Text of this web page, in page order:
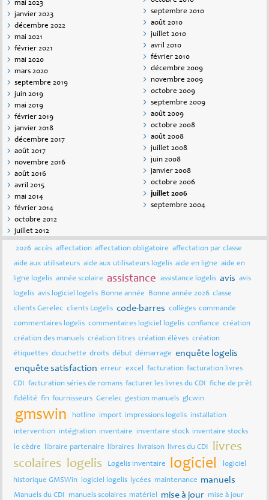
mai 2023
janvier 2023
décembre 2022
mai 2021
février 2021
mai 2020
mars 2020
septembre 2019
juin 2019
mai 2019
février 2019
janvier 2018
décembre 2017
août 2017
novembre 2016
août 2016
avril 2015
mai 2014
février 2014
octobre 2012
juillet 2012
septembre 2010
août 2010
juillet 2010
avril 2010
février 2010
décembre 2009
novembre 2009
octobre 2009
septembre 2009
août 2009
octobre 2008
août 2008
juillet 2008
juin 2008
janvier 2008
octobre 2006
juillet 2006
septembre 2004
2026 accès affectation affectation obligatoire affectation par classe
aide aux utilisateurs aide aux utilisateurs logelis aide en ligne aide en
ligne logelis année scolaire assistance assistance logelis avis avis
logelis avis logiciel logelis Bonne année Bonne année 2026 classe
clients Gerelec clients Logelis code-barres collèges commande
commentaires logelis commentaires logiciel logelis confiance création
création des manuels création titres création élèves création
étiquettes douchette droits début démarrage enquête logelis
enquête satisfaction erreur excel facturation facturation livres
CDI facturation séries de romans facturer les livres du CDI fiche de prêt
fidélité fin fournisseurs Gerelec gestion manuels glcwin
gmswin hotline import impressions logelis installation
intervention intégration inventaire inventaire stock inventaire stocks
le cèdre libraire partenaire libraires livraison livres du CDI
livres
scolaires logelis Logelis inventaire logiciel logiciel
historique GMSWin logiciel logelis lycées maintenance manuels
Manuels du CDI manuels scolaires matériel mise à jour mise à jour